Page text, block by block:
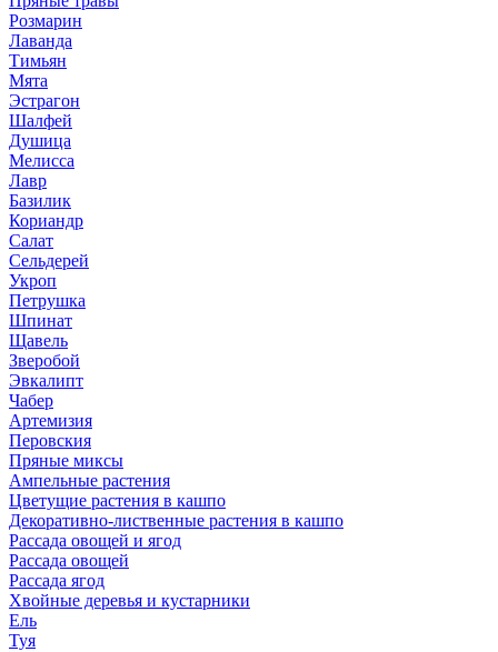
Розмарин
Лаванда
Тимьян
Мята
Эстрагон
Шалфей
Душица
Мелисса
Лавр
Базилик
Кориандр
Салат
Сельдерей
Укроп
Петрушка
Шпинат
Щавель
Зверобой
Эвкалипт
Чабер
Артемизия
Перовския
Пряные миксы
Ампельные растения
Цветущие растения в кашпо
Декоративно-лиственные растения в кашпо
Рассада овощей и ягод
Рассада овощей
Рассада ягод
Хвойные деревья и кустарники
Ель
Туя